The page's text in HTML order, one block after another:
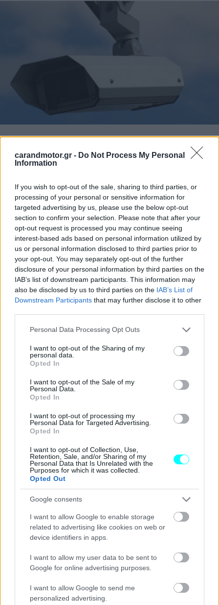
carandmotor.gr - Do Not Process My Personal
Information
If you wish to opt-out of the sale, sharing to third parties, or
processing of your personal or sensitive information for
targeted advertising by us, please use the below opt-out
section to confirm your selection. Please note that after your
opt-out request is processed you may continue seeing
interest-based ads based on personal information utilized by
us or personal information disclosed to third parties prior to
your opt-out. You may separately opt-out of the further
disclosure of your personal information by third parties on the
IAB’s list of downstream participants. This information may
also be disclosed by us to third parties on the IAB’s List of
Downstream Participants that may further disclose it to other
Please note that this website/app uses one or more Google
not limited to your visit or usage behaviour. You may click to
grant or deny consent to Google and its third-party tags to
use your data for below specified purposes in below Google
consent section.
Personal Data Processing Opt Outs
I want to opt-out of the Sharing of my
personal data.
Opted In
I want to opt-out of the Sale of my
Personal Data.
Opted In
I want to opt-out of processing my
Personal Data for Targeted Advertising.
Opted In
I want to opt-out of Collection, Use,
Retention, Sale, and/or Sharing of my
Personal Data that Is Unrelated with the
Purposes for which it was collected.
Opted Out
Google consents
I want to allow Google to enable storage
related to advertising like cookies on web or
device identifiers in apps.
I want to allow my user data to be sent to
Google for online advertising purposes.
I want to allow Google to send me
personalized advertising.
λειτουργεί ήδη σε ορισμένες πόλεις ανά τον κόσμο
του άνθρακα, την αμμωνία, τους υδρογονάνθρακες και τα
οξείδια του αζώτου.
Στο στόχαστρο μπαίνουν εκτός από τα παλιά αυτοκίνητα
και τα επαγγελματικά οχήματα όπως είναι τα φορτηγά και
τα βάν, τα οποία σύμφωνα με εκτιμήσειςευθύνονται για
το 40% των επιβλαβών εκπομπών και είναι αυτά που
θα πρέπει να μπαίνουν στο στόχαστρο.